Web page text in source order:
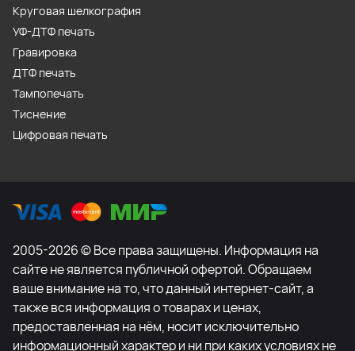
Круговая шелкография
УФ-ДТФ печать
Гравировка
ДТФ печать
Тампопечать
Тиснение
Цифровая печать
2005-2026 © Все права защищены. Информация на
сайте не является публичной офертой. Обращаем
ваше внимание на то, что данный интернет-сайт, а
также вся информация о товарах и ценах,
предоставленная на нём, носит исключительно
информационный характер и ни при каких условиях не